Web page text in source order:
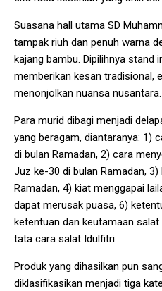
Suasana hall utama SD
tampak riuh dan penuh warna
kajang bambu. Dipilihnya stand
memberikan kesan tradisional,
menonjolkan nuansa nusantara.
Para murid dibagi menjadi
yang beragam, diantaranya: 1)
di bulan Ramadan, 2) cara
Juz ke-30 di bulan Ramadan,
Ramadan, 4) kiat menggapai
dapat merusak puasa, 6)
ketentuan dan keutamaan
tata cara salat Idulfitri.
Produk yang dihasilkan pun
diklasifikasikan menjadi tiga